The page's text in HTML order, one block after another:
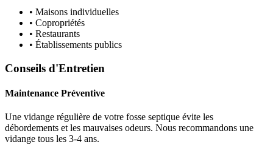
• Maisons individuelles
• Copropriétés
• Restaurants
• Établissements publics
Conseils d'Entretien
Maintenance Préventive
Une vidange régulière de votre fosse septique évite les
débordements et les mauvaises odeurs. Nous recommandons une
vidange tous les 3-4 ans.